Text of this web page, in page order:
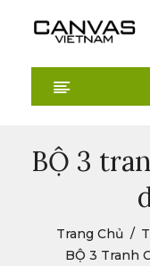
BỘ 3
Trang Chủ
BỘ 3 Tranh